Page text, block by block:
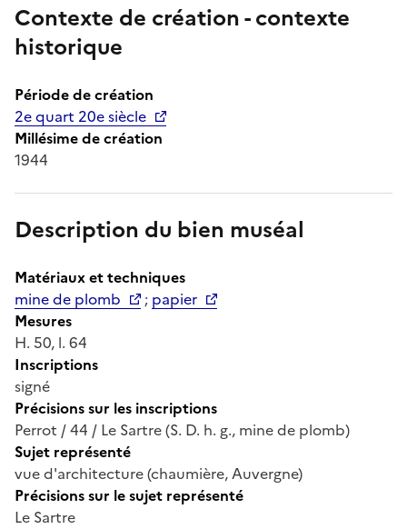
Contexte de création - contexte
historique
Période de création
2e quart 20e siècle
Millésime de création
1944
Description du bien muséal
Matériaux et techniques
mine de plomb
; papier
Mesures
H. 50, l. 64
Inscriptions
signé
Précisions sur les inscriptions
Perrot / 44 / Le Sartre (S. D. h. g., mine de plomb)
Sujet représenté
vue d'architecture (chaumière, Auvergne)
Précisions sur le sujet représenté
Le Sartre